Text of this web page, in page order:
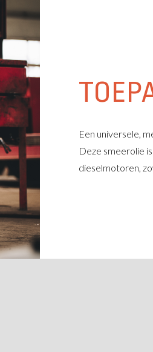
Een universele,
Deze smeerolie
dieselmotoren,